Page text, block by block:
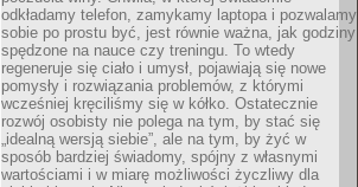
odkładamy telefon, zamykamy laptopa i pozwalamy
sobie po prostu być, jest równie ważna, jak godziny
spędzone na nauce czy treningu. To wtedy
regeneruje się ciało i umysł, pojawiają się nowe
pomysły i rozwiązania problemów, z którymi
wcześniej kręciliśmy się w kółko. Ostatecznie
rozwój osobisty nie polega na tym, by stać się
„idealną wersją siebie”, ale na tym, by żyć w
sposób bardziej świadomy, spójny z własnymi
wartościami i w miarę możliwości życzliwy dla